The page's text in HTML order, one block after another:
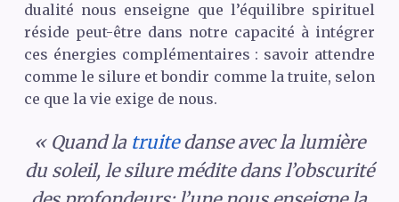
dualité nous enseigne que l’équilibre spirituel
réside peut-être dans notre capacité à intégrer
ces énergies complémentaires : savoir attendre
comme le silure et bondir comme la truite, selon
ce que la vie exige de nous.
« Quand la truitedanse avec la lumière
du soleil, le silure médite dans l’obscurité